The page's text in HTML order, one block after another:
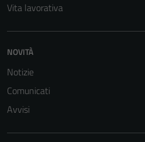
Vita lavorativa
NOVITÀ
Notizie
Comunicati
Avvisi